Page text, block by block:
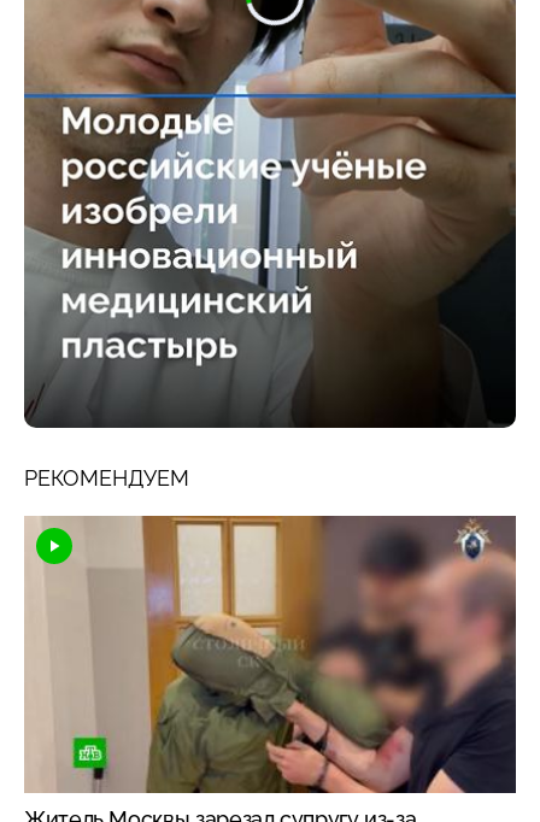
РЕКОМЕНДУЕМ